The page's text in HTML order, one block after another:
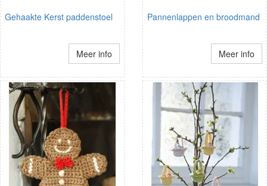
Gehaakte Kerst paddenstoel
Meer info
Pannenlappen en broodmand
Meer info